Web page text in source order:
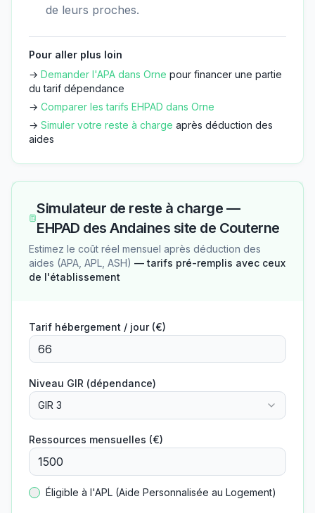
de leurs proches.
Pour aller plus loin
→ Demander l'APA dans Orne pour financer une partie
du tarif dépendance
→ Comparer les tarifs EHPAD dans Orne
→ Simuler votre reste à charge après déduction des
aides
Simulateur de reste à charge —
EHPAD des Andaines site de Couterne
Estimez le coût réel mensuel après déduction des
aides (APA, APL, ASH) — tarifs pré-remplis avec ceux
de l'établissement
Tarif hébergement / jour (€)
Niveau GIR (dépendance)
GIR 3
Ressources mensuelles (€)
Éligible à l'APL (Aide Personnalisée au Logement)